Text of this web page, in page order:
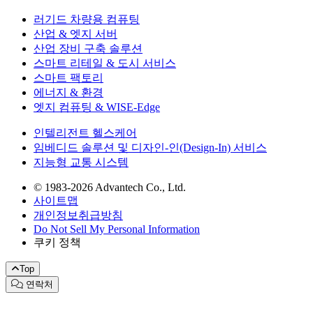
러기드 차량용 컴퓨팅
산업 & 엣지 서버
산업 장비 구축 솔루션
스마트 리테일 & 도시 서비스
스마트 팩토리
에너지 & 환경
엣지 컴퓨팅 & WISE-Edge
인텔리전트 헬스케어
임베디드 솔루션 및 디자인-인(Design-In) 서비스
지능형 교통 시스템
© 1983-2026 Advantech Co., Ltd.
사이트맵
개인정보취급방침
Do Not Sell My Personal Information
쿠키 정책
Top
연락처